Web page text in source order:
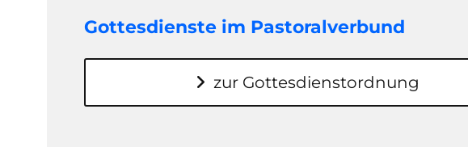
Gottesdienste im Pastoralverbund
zur Gottesdienstordnung